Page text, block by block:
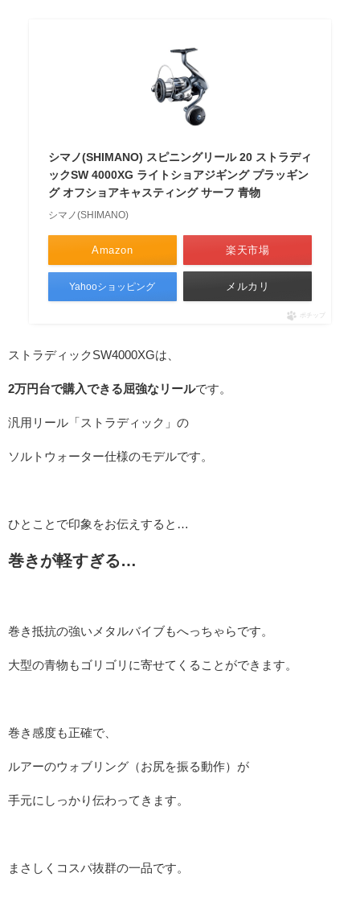
シマノ(SHIMANO) スピニングリール 20 ストラディ
ックSW 4000XG ライトショアジギング プラッギン
グ オフショアキャスティング サーフ 青物
シマノ(SHIMANO)
Amazon 楽天市場
Yahooショッピング メルカリ
ポチップ
ストラディックSW4000XGは、
2万円台で購入できる屈強なリールです。
汎用リール「ストラディック」の
ソルトウォーター仕様のモデルです。
ひとことで印象をお伝えすると…
巻きが軽すぎる…
巻き抵抗の強いメタルバイブもへっちゃらです。
大型の青物もゴリゴリに寄せてくることができます。
巻き感度も正確で、
ルアーのウォブリング（お尻を振る動作）が
手元にしっかり伝わってきます。
まさしくコスパ抜群の一品です。